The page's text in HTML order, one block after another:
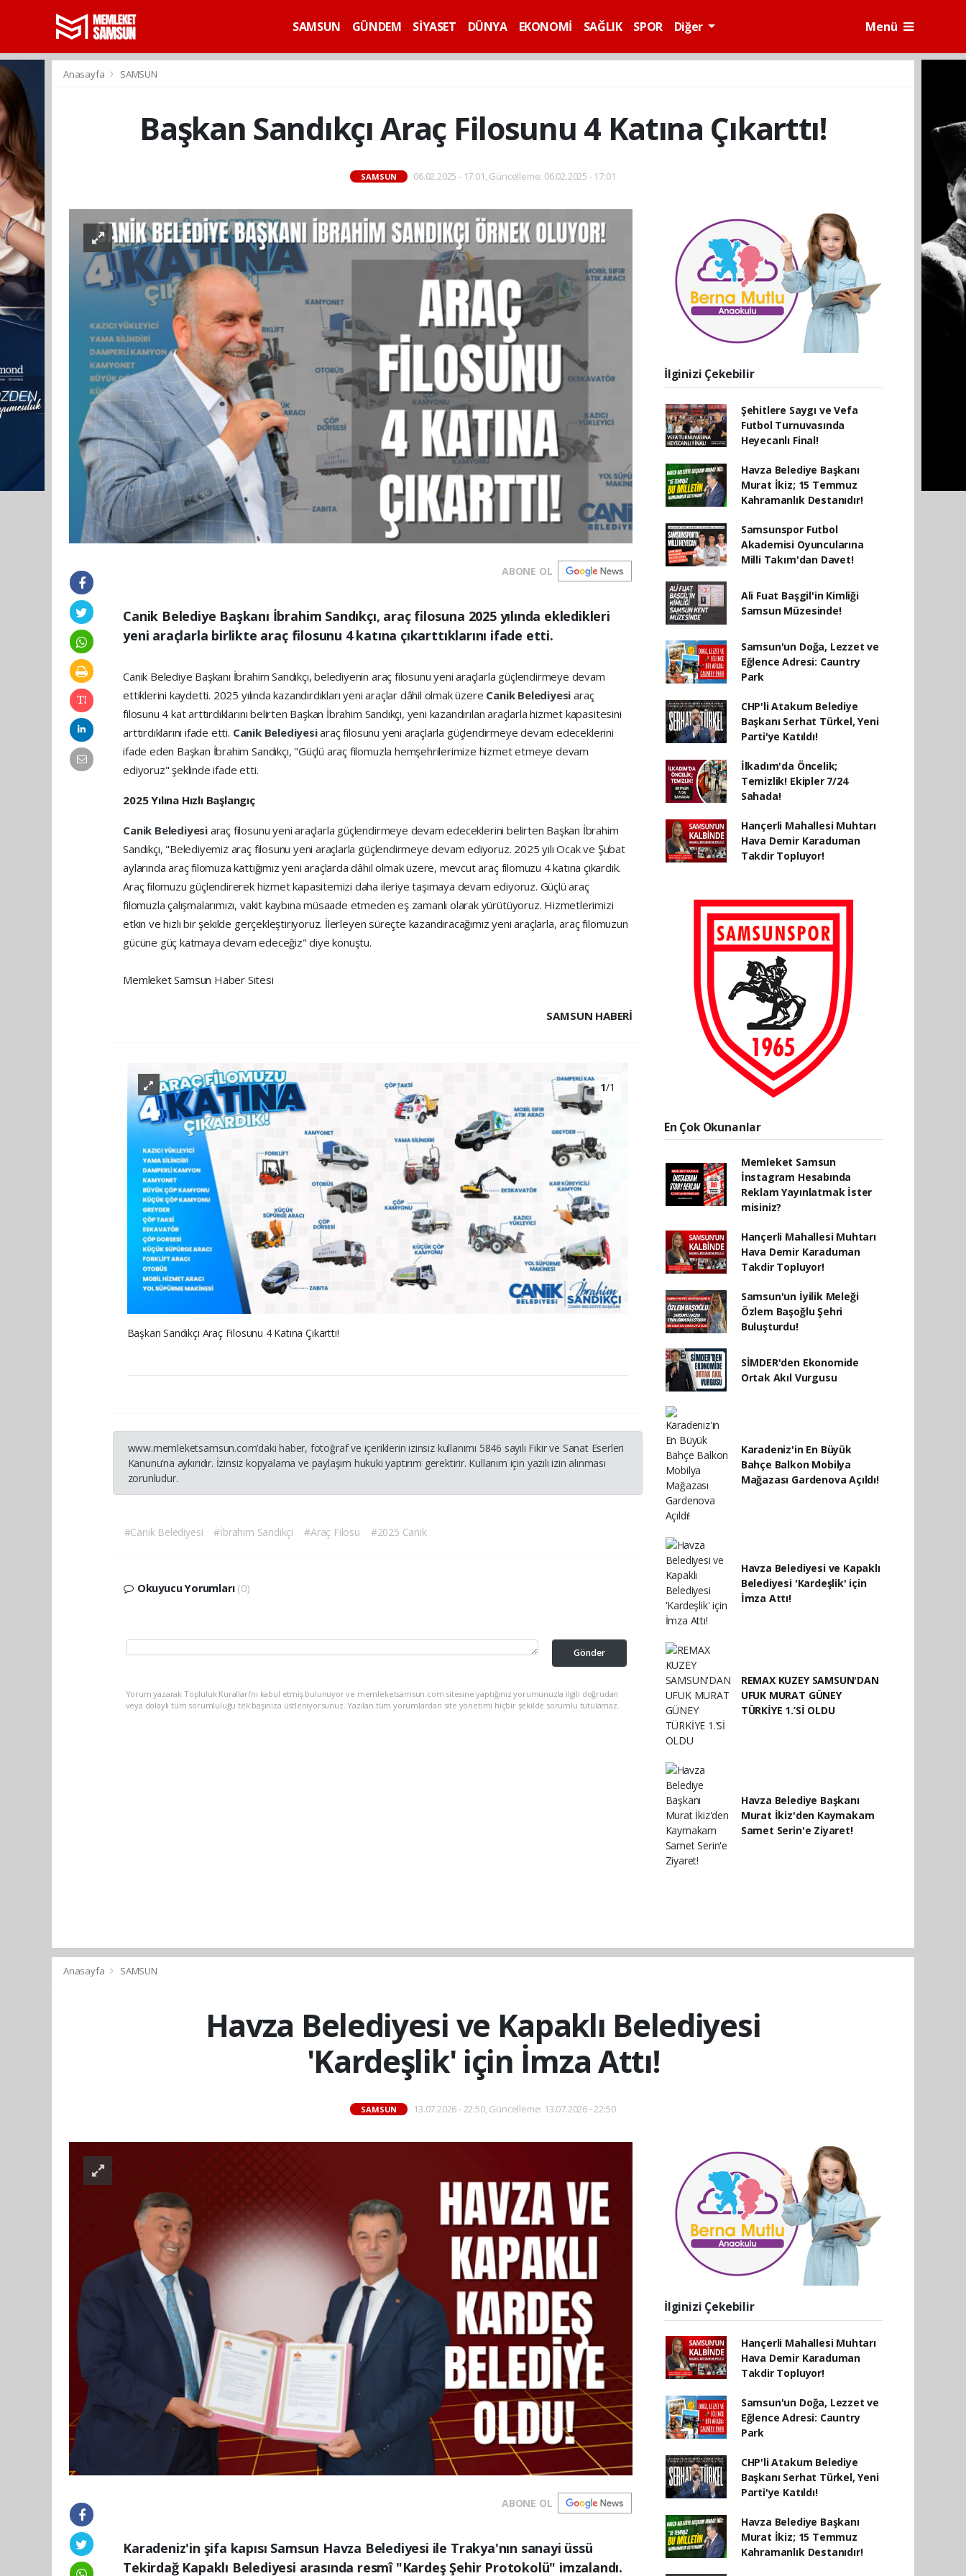
SAMSUN GÜNDEM SİYASET DÜNYA EKONOMİ SAĞLIK SPOR Diğer Menü
Anasayfa SAMSUN
Başkan Sandıkçı Araç Filosunu 4 Katına Çıkarttı!
SAMSUN 06.02.2025 - 17:01, Güncelleme: 06.02.2025 - 17:01
ABONE OL
Canik Belediye Başkanı İbrahim Sandıkçı, araç filosuna 2025 yılında ekledikleri
yeni araçlarla birlikte araç filosunu 4 katına çıkarttıklarını ifade etti.
Canik Belediye Başkanı İbrahim Sandıkçı, belediyenin araç filosunu yeni araçlarla güçlendirmeye devam
ettiklerini kaydetti. 2025 yılında kazandırdıkları yeni araçlar dâhil olmak üzere Canik Belediyesiaraç
filosunu 4 kat arttırdıklarını belirten Başkan İbrahim Sandıkçı, yeni kazandırılan araçlarla hizmet kapasitesini
arttırdıklarını ifade etti. Canik Belediyesiaraç filosunu yeni araçlarla güçlendirmeye devam edeceklerini
ifade eden Başkan İbrahim Sandıkçı, "Güçlü araç filomuzla hemşehrilerimize hizmet etmeye devam
ediyoruz" şeklinde ifade etti.
2025 Yılına Hızlı Başlangıç
Canik Belediyesi araç filosunu yeni araçlarla güçlendirmeye devam edeceklerini belirten Başkan İbrahim
Sandıkçı, "Belediyemiz araç filosunu yeni araçlarla güçlendirmeye devam ediyoruz. 2025 yılı Ocak ve Şubat
aylarında araç filomuza kattığımız yeni araçlarda dâhil olmak üzere, mevcut araç filomuzu 4 katına çıkardık.
Araç filomuzu güçlendirerek hizmet kapasitemizi daha ileriye taşımaya devam ediyoruz. Güçlü araç
filomuzla çalışmalarımızı, vakit kaybına müsaade etmeden eş zamanlı olarak yürütüyoruz. Hizmetlerimizi
etkin ve hızlı bir şekilde gerçekleştiriyoruz. İlerleyen süreçte kazandıracağımız yeni araçlarla, araç filomuzun
gücüne güç katmaya devam edeceğiz" diye konuştu.
Memleket Samsun Haber Sitesi
SAMSUN HABERİ
1/1
Başkan Sandıkçı Araç Filosunu 4 Katına Çıkarttı!
www.memleketsamsun.com’daki haber, fotoğraf ve içeriklerin izinsiz kullanımı 5846 sayılı Fikir ve Sanat Eserleri
Kanunu’na aykırıdır. İzinsiz kopyalama ve paylaşım hukuki yaptırım gerektirir. Kullanım için yazılı izin alınması
zorunludur.
#Canik Belediyesi #İbrahim Sandıkçı #Araç Filosu #2025 Canik
Okuyucu Yorumları (0)
Gönder
Yorum yazarak Topluluk Kuralları’nı kabul etmiş bulunuyor ve memleketsamsun.com sitesine yaptığınız yorumunuzla ilgili doğrudan
veya dolaylı tüm sorumluluğu tek başınıza üstleniyorsunuz. Yazılan tüm yorumlardan site yönetimi hiçbir şekilde sorumlu tutulamaz.
İlginizi Çekebilir
Şehitlere Saygı ve Vefa
Futbol Turnuvasında
Heyecanlı Final!
Havza Belediye Başkanı
Murat İkiz; 15 Temmuz
Kahramanlık Destanıdır!
Samsunspor Futbol
Akademisi Oyuncularına
Milli Takım'dan Davet!
Ali Fuat Başgil'in Kimliği
Samsun Müzesinde!
Samsun'un Doğa, Lezzet ve
Eğlence Adresi: Cauntry
Park
CHP'li Atakum Belediye
Başkanı Serhat Türkel, Yeni
Parti'ye Katıldı!
İlkadım'da Öncelik;
Temizlik! Ekipler 7/24
Sahada!
Hançerli Mahallesi Muhtarı
Hava Demir Karaduman
Takdir Topluyor!
En Çok Okunanlar
Memleket Samsun
İnstagram Hesabında
Reklam Yayınlatmak İster
misiniz?
Hançerli Mahallesi Muhtarı
Hava Demir Karaduman
Takdir Topluyor!
Samsun'un İyilik Meleği
Özlem Başoğlu Şehri
Buluşturdu!
SİMDER'den Ekonomide
Ortak Akıl Vurgusu
Karadeniz'in En Büyük
Bahçe Balkon Mobilya
Mağazası Gardenova Açıldı!
Havza Belediyesi ve Kapaklı
Belediyesi 'Kardeşlik' için
İmza Attı!
REMAX KUZEY SAMSUN'DAN
UFUK MURAT GÜNEY
TÜRKİYE 1.’Sİ OLDU
Havza Belediye Başkanı
Murat İkiz'den Kaymakam
Samet Serin'e Ziyaret!
Anasayfa SAMSUN
Havza Belediyesi ve Kapaklı Belediyesi
'Kardeşlik' için İmza Attı!
SAMSUN 13.07.2026 - 22:50, Güncelleme: 13.07.2026 - 22:50
ABONE OL
Karadeniz'in şifa kapısı Samsun Havza Belediyesi ile Trakya'nın sanayi üssü
Tekirdağ Kapaklı Belediyesi arasında resmî "Kardeş Şehir Protokolü" imzalandı.
İlginizi Çekebilir
Hançerli Mahallesi Muhtarı
Hava Demir Karaduman
Takdir Topluyor!
Samsun'un Doğa, Lezzet ve
Eğlence Adresi: Cauntry
Park
CHP'li Atakum Belediye
Başkanı Serhat Türkel, Yeni
Parti'ye Katıldı!
Havza Belediye Başkanı
Murat İkiz; 15 Temmuz
Kahramanlık Destanıdır!